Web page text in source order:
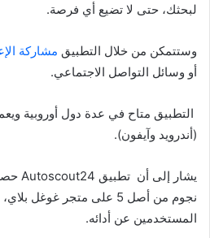
لبحثك، حتى لا تضيع أي فرصة.
وستتمكن من خلال التطبيق مشاركة
أو وسائل التواصل الاجتماعي.
التطبيق متاح في عدة دول أوروبية
(أندرويد وآيفون).
نجوم من أصل 5 على متجر
المستخدمين عن أدائه.